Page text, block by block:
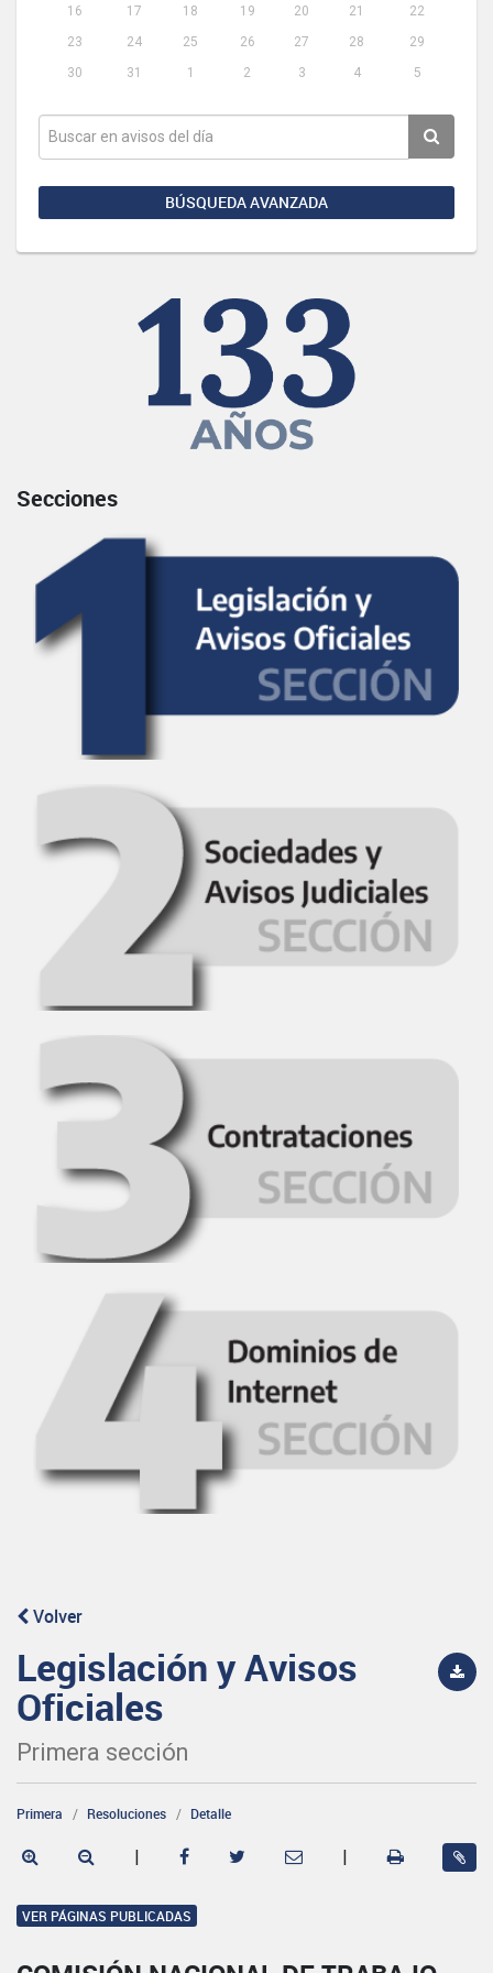
16
17 18 19 20 21
22
23
24 25 26 27 28
29
30
31 1 2 3 4 5
BÚSQUEDA AVANZADA
Secciones
Volver
Legislación y Avisos
Oficiales
Primera sección
Primera Resoluciones Detalle
| |
VER PÁGINAS PUBLICADAS